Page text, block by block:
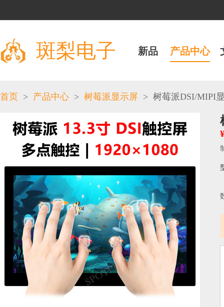
斑梨电子 新品 产品中心
首页 > 产品中心 > 树莓派显示屏 > 树莓派DSI/MIPI